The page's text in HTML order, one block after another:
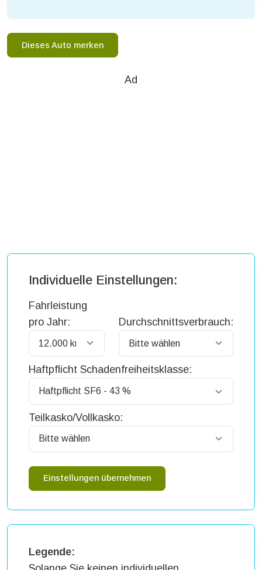
Dieses Auto merken
Ad
Individuelle Einstellungen:
Fahrleistung
pro Jahr:
Durchschnittsverbrauch:
Haftpflicht Schadenfreiheitsklasse:
Teilkasko/Vollkasko:
Einstellungen übernehmen
Legende: